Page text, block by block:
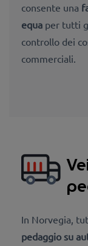
consente una
equa per tutti
controllo dei
commerciali.
In Norvegia,
pedaggio su